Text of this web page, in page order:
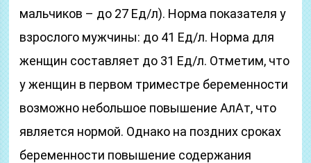
мальчиков – до 27 Ед/л). Норма показателя у
взрослого мужчины: до 41 Ед/л. Норма для
женщин составляет до 31 Ед/л. Отметим, что
у женщин в первом триместре беременности
возможно небольшое повышение АлАт, что
является нормой. Однако на поздних сроках
беременности повышение содержания